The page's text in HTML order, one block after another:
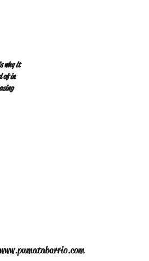
why it
of in
www.pumatabarrio.com